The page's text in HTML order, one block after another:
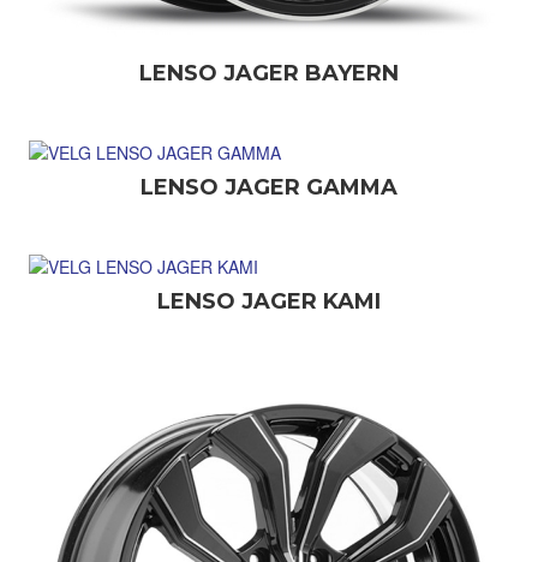
LENSO JAGER BAYERN
LENSO JAGER GAMMA
LENSO JAGER KAMI